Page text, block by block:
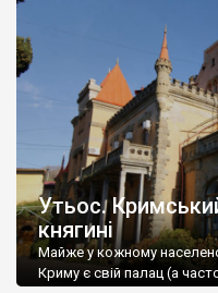
Утьос.
княгині
Майже у кожному
Криму є свій палац (а